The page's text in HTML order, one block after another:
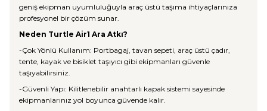
geniş ekipman uyumluluğuyla araç üstü taşıma ihtiyaçlarınıza
profesyonel bir çözüm sunar.
Neden Turtle Air1 Ara Atkı?
-Çok Yönlü Kullanım: Portbagaj, tavan sepeti, araç üstü çadır,
tente, kayak ve bisiklet taşıyıcı gibi ekipmanları güvenle
taşıyabilirsiniz.
-Güvenli Yapı: Kilitlenebilir anahtarlı kapak sistemi sayesinde
ekipmanlarınız yol boyunca güvende kalır.